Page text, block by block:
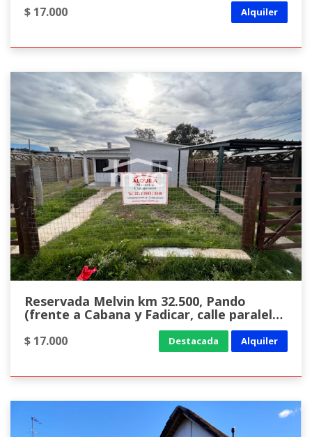
$ 17.000 Alquiler
Reservada Melvin km 32.500, Pando
(frente a Cabana y Fadicar, calle paralela
a ruta 8 rumbo al este a mano izquierda)
$ 17.000 Destacada Alquiler